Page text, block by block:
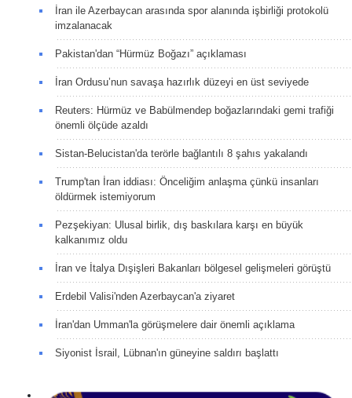
İran ile Azerbaycan arasında spor alanında işbirliği protokolü
imzalanacak
Pakistan'dan “Hürmüz Boğazı” açıklaması
İran Ordusu’nun savaşa hazırlık düzeyi en üst seviyede
Reuters: Hürmüz ve Babülmendep boğazlarındaki gemi trafiği
önemli ölçüde azaldı
Sistan-Belucistan'da terörle bağlantılı 8 şahıs yakalandı
Trump'tan İran iddiası: Önceliğim anlaşma çünkü insanları
öldürmek istemiyorum
Pezşekiyan: Ulusal birlik, dış baskılara karşı en büyük
kalkanımız oldu
İran ve İtalya Dışişleri Bakanları bölgesel gelişmeleri görüştü
Erdebil Valisi'nden Azerbaycan'a ziyaret
İran'dan Umman'la görüşmelere dair önemli açıklama
Siyonist İsrail, Lübnan'ın güneyine saldırı başlattı